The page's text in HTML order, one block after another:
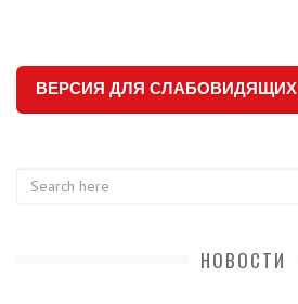
ВЕРСИЯ ДЛЯ СЛАБОВИДЯЩИХ
НОВОСТИ